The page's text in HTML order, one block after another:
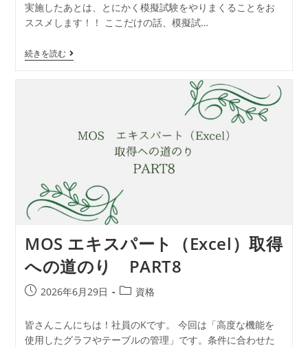
実施したあとは、とにかく模擬試験をやりまくることをお
ススメします！！ ここだけの話、模擬試…
続きを読む
MOS エキスパート（Excel）取得
への道のり PART8
2026年6月29日 資格
皆さんこんにちは！社員のKです。 今回は「高度な機能を
使用したグラフやテーブルの管理」です。条件に合わせた